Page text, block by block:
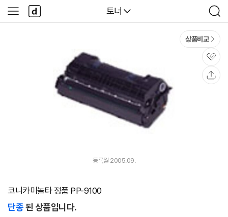
다나와
토너
검
색
사
이
다
나
와
상품비교
관
심
등록월 2005.09.
코니카미놀타 정품 PP-9100
단종된 상품입니다.